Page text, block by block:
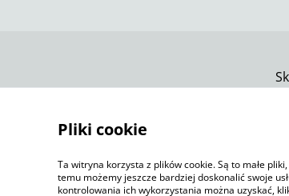
Pliki cookie
Ta witryna korzysta z plików cookie. Są to małe
temu możemy jeszcze bardziej doskonalić swoje
kontrolowania ich wykorzystania można uzyskać,